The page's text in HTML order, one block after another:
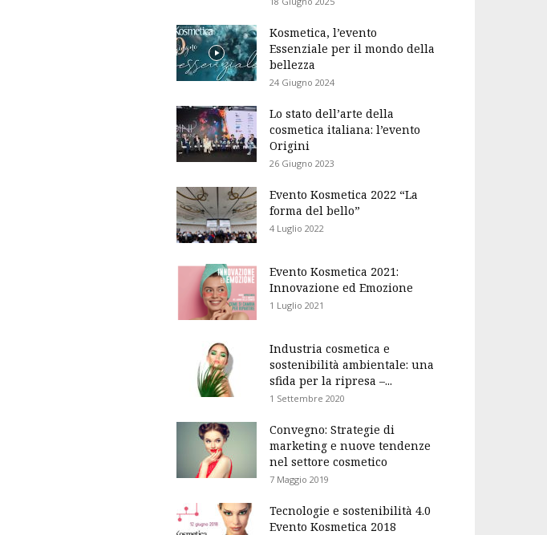
Kosmetica, l’evento
Essenziale per il mondo della
bellezza
24 Giugno 2024
Lo stato dell’arte della
cosmetica italiana: l’evento
Origini
26 Giugno 2023
Evento Kosmetica 2022 “La
forma del bello”
4 Luglio 2022
Evento Kosmetica 2021:
Innovazione ed Emozione
1 Luglio 2021
Industria cosmetica e
sostenibilità ambientale: una
sfida per la ripresa –...
1 Settembre 2020
Convegno: Strategie di
marketing e nuove tendenze
nel settore cosmetico
7 Maggio 2019
Tecnologie e sostenibilità 4.0
Evento Kosmetica 2018